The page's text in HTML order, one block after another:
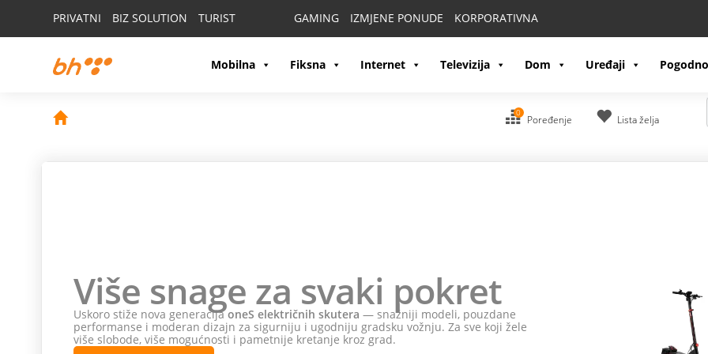
PRIVATNI BIZ SOLUTION TURIST GAMING IZMJENE PONUDE KORPORATIVNA
Mobilna Fiksna Internet Televizija Dom Uređaji
0
Poređenje Lista želja
Više snage za svaki pokret
Uskoro stiže nova generacijaoneS električnih skutera — snažniji modeli, pouzdane
performanse i moderan dizajn za sigurniju i ugodniju gradsku vožnju. Za sve koji žele
više slobode, više mogućnosti i pametnije kretanje kroz grad.